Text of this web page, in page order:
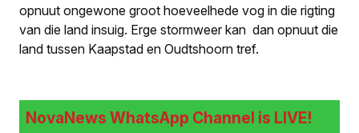
opnuut ongewone groot hoeveelhede vog in die rigting
van die land insuig. Erge stormweer kan dan opnuut die
land tussen Kaapstad en Oudtshoorn tref.
NovaNews WhatsApp Channel is LIVE!